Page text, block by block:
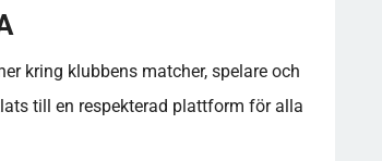
kring klubbens matcher, spelare och
till en respekterad plattform för alla